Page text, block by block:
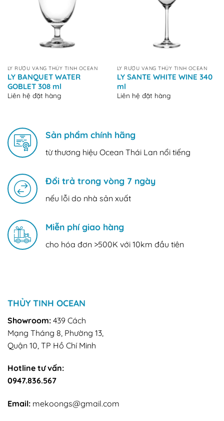
LY RƯỢU VANG THỦY TINH OCEAN
LY BANQUET WATER
GOBLET 308 ml
Liên hệ đặt hàng
LY RƯỢU VANG THỦY TINH OCEAN
LY SANTE WHITE WINE 340
ml
Liên hệ đặt hàng
Sản phẩm chính hãng
từ thương hiệu Ocean Thái Lan nổi tiếng
Đổi trả trong vòng 7 ngày
nếu lỗi do nhà sản xuất
Miễn phí giao hàng
cho hóa đơn >500K với 10km đầu tiên
THỦY TINH OCEAN
Showroom: 439 Cách
Mạng Tháng 8, Phường 13,
Quận 10, TP Hồ Chí Minh
Hotline tư vấn:
0947.836.567
Email: mekoongs@gmail.com